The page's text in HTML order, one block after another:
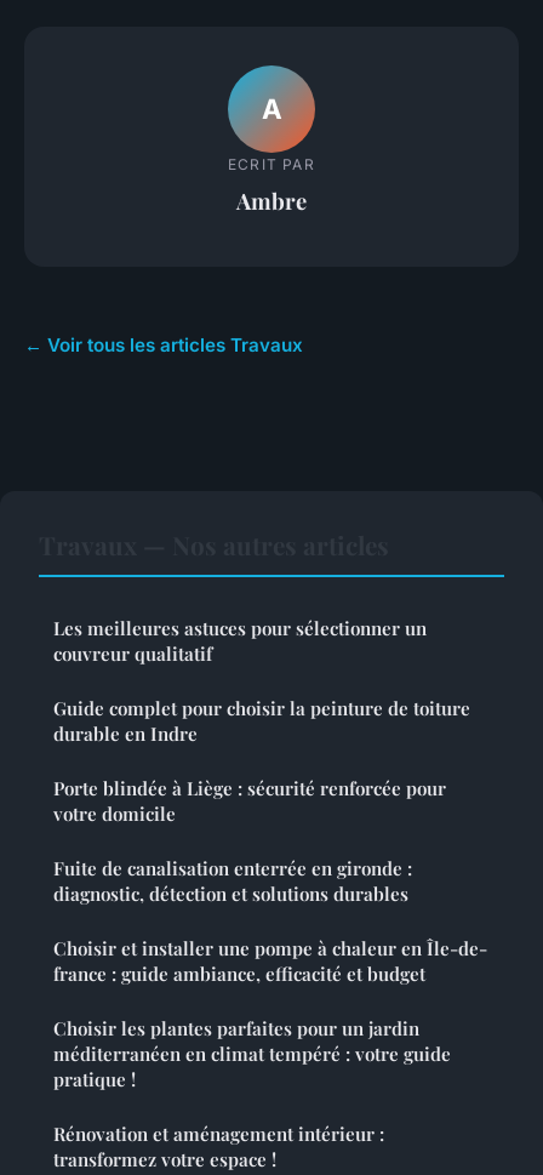
A
ECRIT PAR
Ambre
← Voir tous les articles Travaux
Les meilleures astuces pour sélectionner un
couvreur qualitatif
Guide complet pour choisir la peinture de toiture
durable en Indre
Porte blindée à Liège : sécurité renforcée pour
votre domicile
Fuite de canalisation enterrée en gironde :
diagnostic, détection et solutions durables
Choisir et installer une pompe à chaleur en Île-de-
france : guide ambiance, efficacité et budget
Choisir les plantes parfaites pour un jardin
méditerranéen en climat tempéré : votre guide
pratique !
Rénovation et aménagement intérieur :
transformez votre espace !